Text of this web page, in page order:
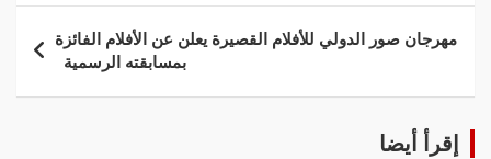
مهرجان صور الدولي للأفلام القصيرة يعلن عن الأفلام الفائزة
بمسابقته الرسمية
إقرأ أيضا